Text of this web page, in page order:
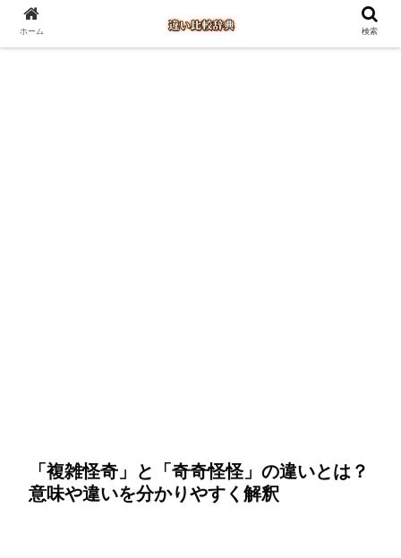
「複雑怪奇」と「奇奇怪怪」の違いとは？
意味や違いを分かりやすく解釈
ホーム 検索